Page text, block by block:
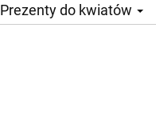
Prezenty do kwiatów